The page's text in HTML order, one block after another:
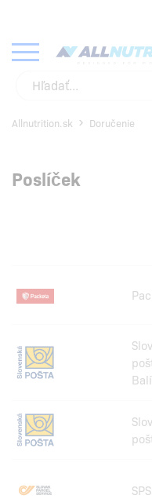
Allnutrition.sk Doručenie
Poslíček